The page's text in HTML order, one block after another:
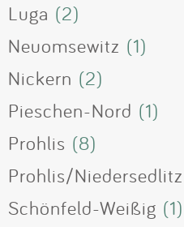
Luga (2)
Neuomsewitz (1)
Nickern (2)
Pieschen-Nord (1)
Prohlis (8)
Prohlis/Niedersedlitz
Schönfeld-Weißig (1)